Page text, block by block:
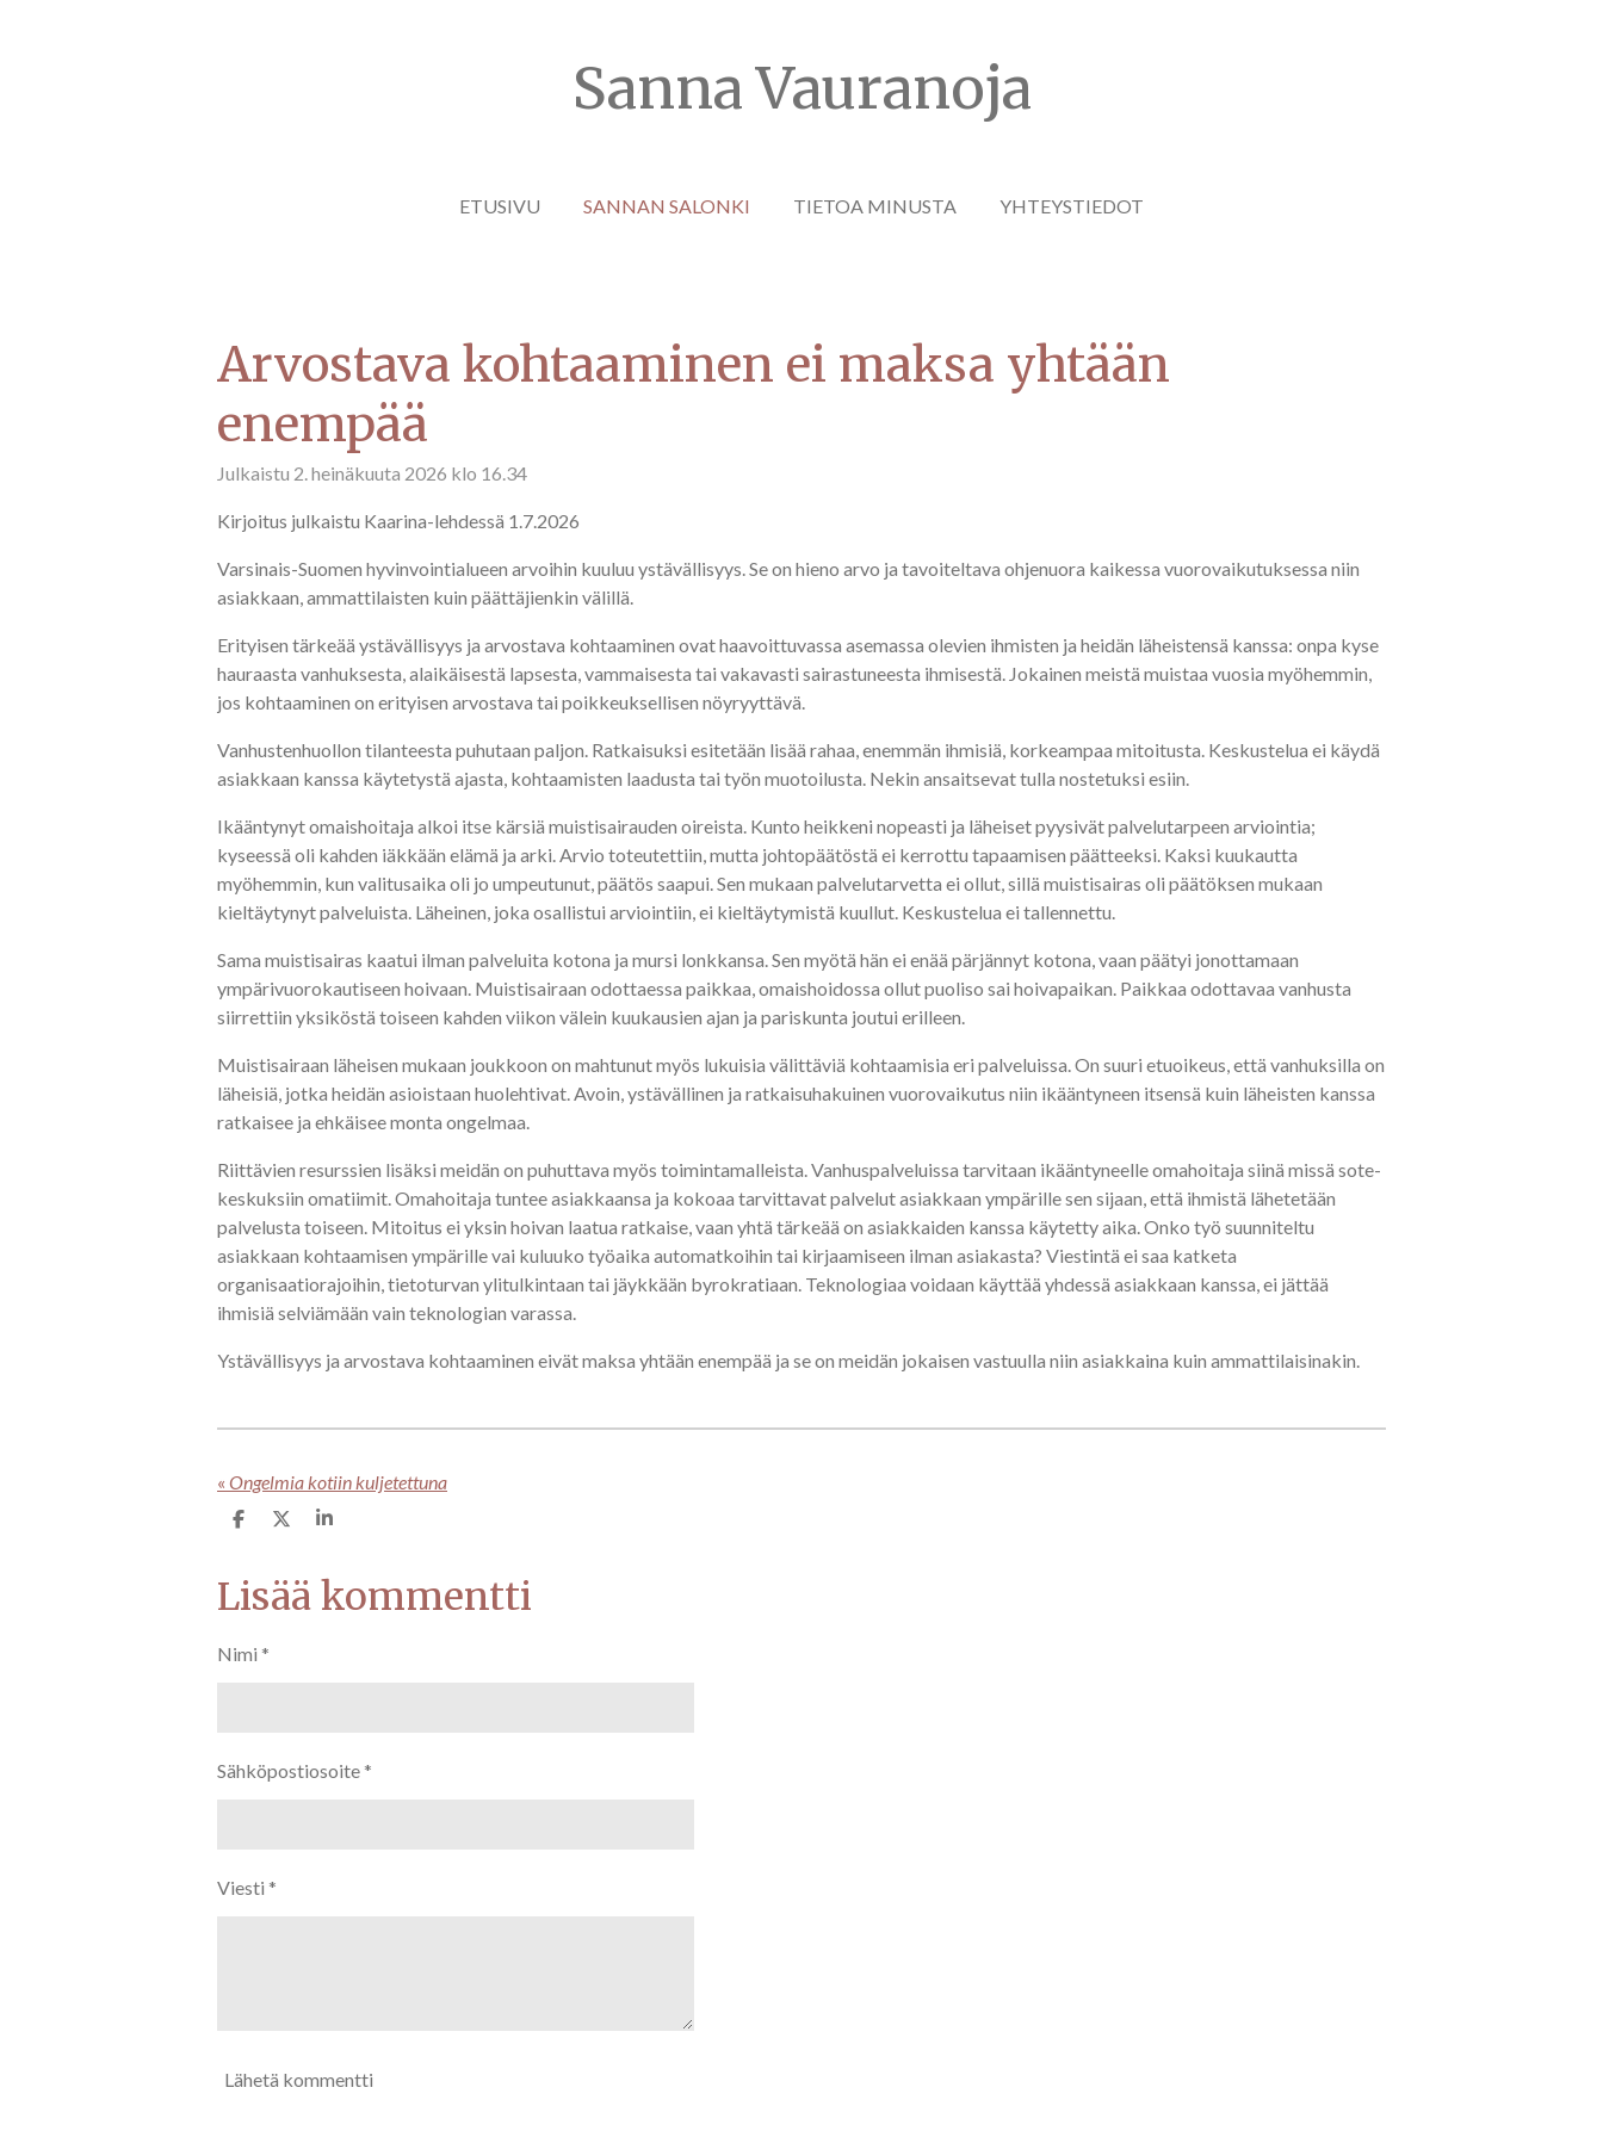
Sanna Vauranoja
ETUSIVU SANNAN SALONKI TIETOA MINUSTA YHTEYSTIEDOT
Arvostava kohtaaminen ei maksa yhtään
enempää
Julkaistu 2. heinäkuuta 2026 klo 16.34
Kirjoitus julkaistu Kaarina-lehdessä 1.7.2026
Varsinais-Suomen hyvinvointialueen arvoihin kuuluu ystävällisyys. Se on hieno arvo ja tavoiteltava ohjenuora kaikessa vuorovaikutuksessa niin
asiakkaan, ammattilaisten kuin päättäjienkin välillä.
Erityisen tärkeää ystävällisyys ja arvostava kohtaaminen ovat haavoittuvassa asemassa olevien ihmisten ja heidän läheistensä kanssa: onpa kyse
hauraasta vanhuksesta, alaikäisestä lapsesta, vammaisesta tai vakavasti sairastuneesta ihmisestä. Jokainen meistä muistaa vuosia myöhemmin,
jos kohtaaminen on erityisen arvostava tai poikkeuksellisen nöyryyttävä.
Vanhustenhuollon tilanteesta puhutaan paljon. Ratkaisuksi esitetään lisää rahaa, enemmän ihmisiä, korkeampaa mitoitusta. Keskustelua ei käydä
asiakkaan kanssa käytetystä ajasta, kohtaamisten laadusta tai työn muotoilusta. Nekin ansaitsevat tulla nostetuksi esiin.
Ikääntynyt omaishoitaja alkoi itse kärsiä muistisairauden oireista. Kunto heikkeni nopeasti ja läheiset pyysivät palvelutarpeen arviointia;
kyseessä oli kahden iäkkään elämä ja arki. Arvio toteutettiin, mutta johtopäätöstä ei kerrottu tapaamisen päätteeksi. Kaksi kuukautta
myöhemmin, kun valitusaika oli jo umpeutunut, päätös saapui. Sen mukaan palvelutarvetta ei ollut, sillä muistisairas oli päätöksen mukaan
kieltäytynyt palveluista. Läheinen, joka osallistui arviointiin, ei kieltäytymistä kuullut. Keskustelua ei tallennettu.
Sama muistisairas kaatui ilman palveluita kotona ja mursi lonkkansa. Sen myötä hän ei enää pärjännyt kotona, vaan päätyi jonottamaan
ympärivuorokautiseen hoivaan. Muistisairaan odottaessa paikkaa, omaishoidossa ollut puoliso sai hoivapaikan. Paikkaa odottavaa vanhusta
siirrettiin yksiköstä toiseen kahden viikon välein kuukausien ajan ja pariskunta joutui erilleen.
Muistisairaan läheisen mukaan joukkoon on mahtunut myös lukuisia välittäviä kohtaamisia eri palveluissa. On suuri etuoikeus, että vanhuksilla on
läheisiä, jotka heidän asioistaan huolehtivat. Avoin, ystävällinen ja ratkaisuhakuinen vuorovaikutus niin ikääntyneen itsensä kuin läheisten kanssa
ratkaisee ja ehkäisee monta ongelmaa.
Riittävien resurssien lisäksi meidän on puhuttava myös toimintamalleista. Vanhuspalveluissa tarvitaan ikääntyneelle omahoitaja siinä missä sote-
keskuksiin omatiimit. Omahoitaja tuntee asiakkaansa ja kokoaa tarvittavat palvelut asiakkaan ympärille sen sijaan, että ihmistä lähetetään
palvelusta toiseen. Mitoitus ei yksin hoivan laatua ratkaise, vaan yhtä tärkeää on asiakkaiden kanssa käytetty aika. Onko työ suunniteltu
asiakkaan kohtaamisen ympärille vai kuluuko työaika automatkoihin tai kirjaamiseen ilman asiakasta? Viestintä ei saa katketa
organisaatiorajoihin, tietoturvan ylitulkintaan tai jäykkään byrokratiaan. Teknologiaa voidaan käyttää yhdessä asiakkaan kanssa, ei jättää
ihmisiä selviämään vain teknologian varassa.
Ystävällisyys ja arvostava kohtaaminen eivät maksa yhtään enempää ja se on meidän jokaisen vastuulla niin asiakkaina kuin ammattilaisinakin.
« Ongelmia kotiin kuljetettuna
J
J
J
Lisää kommentti
Nimi *
Sähköpostiosoite *
Viesti *
Lähetä kommentti